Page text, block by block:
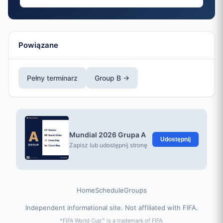
Powiązane
Pełny terminarz Group B →
Mundial 2026 Grupa A
Zapisz lub udostępnij stronę
Udostępnij
HomeScheduleGroups
Independent informational site. Not affiliated with FIFA.
*FIFA World Cup™ is a trademark of FIFA.